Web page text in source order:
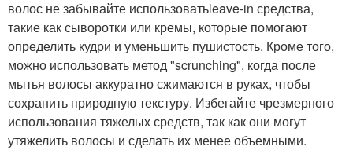
волос не забывайте использоватьleave-in средства,
такие как сыворотки или кремы, которые помогают
определить кудри и уменьшить пушистость. Кроме того,
можно использовать метод "scrunching", когда после
мытья волосы аккуратно сжимаются в руках, чтобы
сохранить природную текстуру. Избегайте чрезмерного
использования тяжелых средств, так как они могут
утяжелить волосы и сделать их менее объемными.